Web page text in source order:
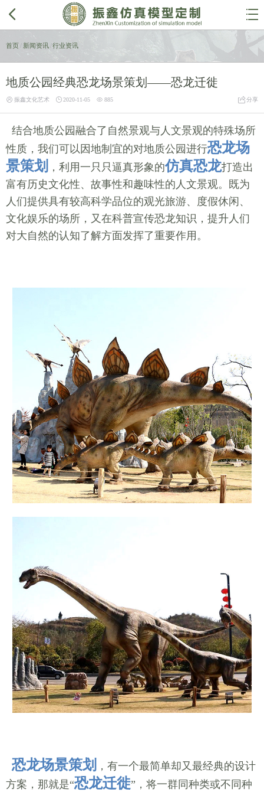
 
首页 新闻资讯/行业资讯
地质公园经典恐龙场景策划——恐龙迁徙
 振鑫文化艺术  2020-11-05  885 分享
结合地质公园融合了自然景观与人文景观的特殊场所
性质，我们可以因地制宜的对地质公园进行恐龙场
景策划
，利用一只只逼真形象的仿真恐龙打造出
富有历史文化性、故事性和趣味性的人文景观。既为
人们提供具有较高科学品位的观光旅游、度假休闲、
文化娱乐的场所，又在科普宣传恐龙知识，提升人们
对大自然的认知了解方面发挥了重要作用。
恐龙场景策划
，有一个最简单却又最经典的设计
方案，那就是“恐龙迁徙”，将一群同种类或不同种